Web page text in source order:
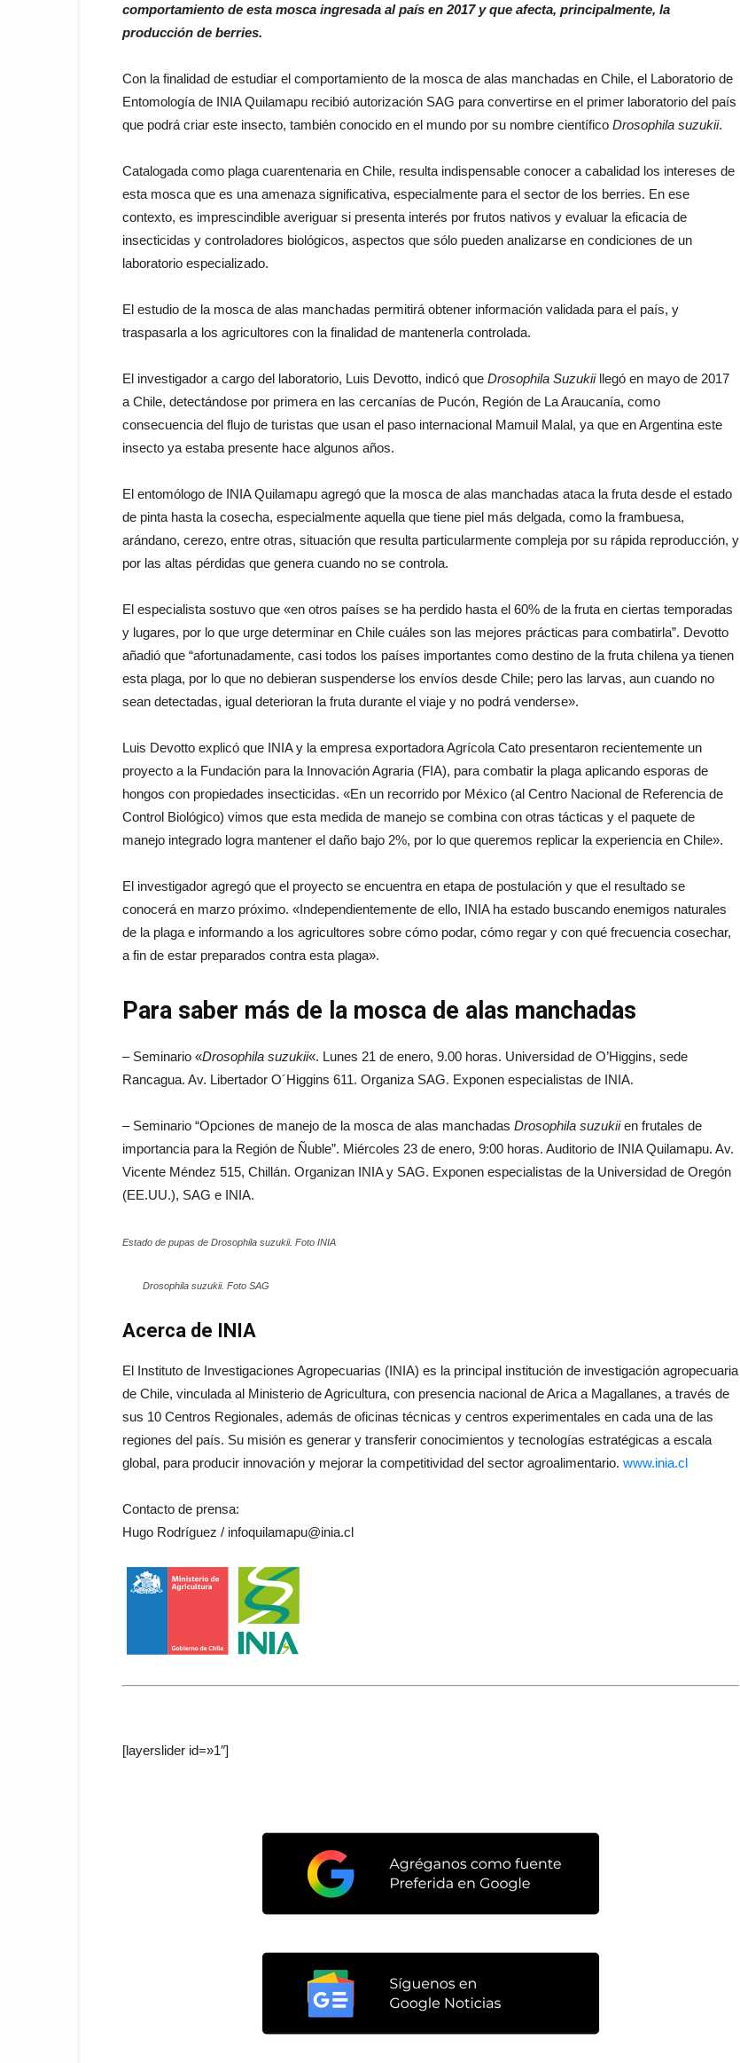
comportamiento de esta mosca ingresada al país en 2017 y que afecta, principalmente, la
producción de berries.
Con la finalidad de estudiar el comportamiento de la mosca de alas manchadas en Chile, el Laboratorio de
Entomología de INIA Quilamapu recibió autorización SAG para convertirse en el primer laboratorio del país
que podrá criar este insecto, también conocido en el mundo por su nombre científico Drosophila suzukii.
Catalogada como plaga cuarentenaria en Chile, resulta indispensable conocer a cabalidad los intereses de
esta mosca que es una amenaza significativa, especialmente para el sector de los berries. En ese
contexto, es imprescindible averiguar si presenta interés por frutos nativos y evaluar la eficacia de
insecticidas y controladores biológicos, aspectos que sólo pueden analizarse en condiciones de un
laboratorio especializado.
El estudio de la mosca de alas manchadas permitirá obtener información validada para el país, y
traspasarla a los agricultores con la finalidad de mantenerla controlada.
El investigador a cargo del laboratorio, Luis Devotto, indicó que Drosophila Suzukiillegó en mayo de 2017
a Chile, detectándose por primera en las cercanías de Pucón, Región de La Araucanía, como
consecuencia del flujo de turistas que usan el paso internacional Mamuil Malal, ya que en Argentina este
insecto ya estaba presente hace algunos años.
El entomólogo de INIA Quilamapu agregó que la mosca de alas manchadas ataca la fruta desde el estado
de pinta hasta la cosecha, especialmente aquella que tiene piel más delgada, como la frambuesa,
arándano, cerezo, entre otras, situación que resulta particularmente compleja por su rápida reproducción, y
por las altas pérdidas que genera cuando no se controla.
El especialista sostuvo que «en otros países se ha perdido hasta el 60% de la fruta en ciertas temporadas
y lugares, por lo que urge determinar en Chile cuáles son las mejores prácticas para combatirla”. Devotto
añadió que “afortunadamente, casi todos los países importantes como destino de la fruta chilena ya tienen
esta plaga, por lo que no debieran suspenderse los envíos desde Chile; pero las larvas, aun cuando no
sean detectadas, igual deterioran la fruta durante el viaje y no podrá venderse».
Luis Devotto explicó que INIA y la empresa exportadora Agrícola Cato presentaron recientemente un
proyecto a la Fundación para la Innovación Agraria (FIA), para combatir la plaga aplicando esporas de
hongos con propiedades insecticidas. «En un recorrido por México (al Centro Nacional de Referencia de
Control Biológico) vimos que esta medida de manejo se combina con otras tácticas y el paquete de
manejo integrado logra mantener el daño bajo 2%, por lo que queremos replicar la experiencia en Chile».
El investigador agregó que el proyecto se encuentra en etapa de postulación y que el resultado se
conocerá en marzo próximo. «Independientemente de ello, INIA ha estado buscando enemigos naturales
de la plaga e informando a los agricultores sobre cómo podar, cómo regar y con qué frecuencia cosechar,
a fin de estar preparados contra esta plaga».
Para saber más de la mosca de alas manchadas
– Seminario «Drosophila suzukii«. Lunes 21 de enero, 9.00 horas. Universidad de O’Higgins, sede
Rancagua. Av. Libertador O´Higgins 611. Organiza SAG. Exponen especialistas de INIA.
– Seminario “Opciones de manejo de la mosca de alas manchadas Drosophila suzukiien frutales de
importancia para la Región de Ñuble”. Miércoles 23 de enero, 9:00 horas. Auditorio de INIA Quilamapu. Av.
Vicente Méndez 515, Chillán. Organizan INIA y SAG. Exponen especialistas de la Universidad de Oregón
(EE.UU.), SAG e INIA.
Estado de pupas de Drosophila suzukii. Foto INIA
Drosophila suzukii. Foto SAG
Acerca de INIA
El Instituto de Investigaciones Agropecuarias (INIA) es la principal institución de investigación agropecuaria
de Chile, vinculada al Ministerio de Agricultura, con presencia nacional de Arica a Magallanes, a través de
sus 10 Centros Regionales, además de oficinas técnicas y centros experimentales en cada una de las
regiones del país. Su misión es generar y transferir conocimientos y tecnologías estratégicas a escala
global, para producir innovación y mejorar la competitividad del sector agroalimentario. www.inia.cl
Contacto de prensa:
Hugo Rodríguez / infoquilamapu@inia.cl
[layerslider id=»1″]